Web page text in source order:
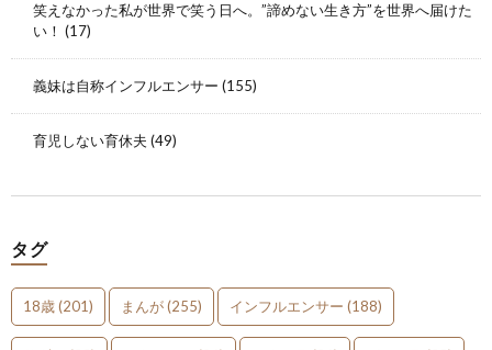
笑えなかった私が世界で笑う日へ。”諦めない生き方”を世界へ届けた
い！ (17)
義妹は自称インフルエンサー (155)
育児しない育休夫 (49)
タグ
18歳(201) まんが(255) インフルエンサー (188)